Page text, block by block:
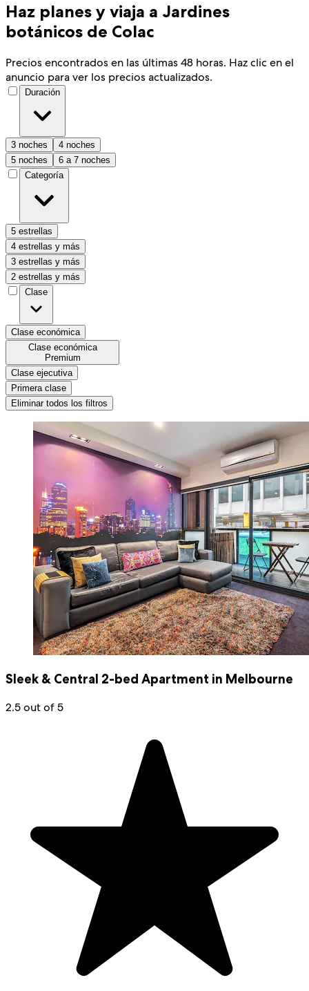
Haz planes y viaja a Jardines
botánicos de Colac
Precios encontrados en las últimas 48 horas. Haz clic en el
anuncio para ver los precios actualizados.
Duración
3 noches
4 noches
5 noches
6 a 7 noches
Categoría
5 estrellas
4 estrellas y más
3 estrellas y más
2 estrellas y más
Clase
Clase económica
Clase económica
Premium
Clase ejecutiva
Primera clase
Eliminar todos los filtros
Sleek & Central 2-bed Apartment in Melbourne
2.5 out of 5